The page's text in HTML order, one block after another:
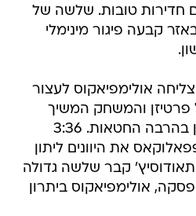
חדירות טובות. שלשה של
קבעה פיגור מינימלי
אולימפיאקוס לעצור
והמשחק המשיך
להיות אגרסיבי והתאפיין בהרבה החטאות. 3:36
את היוונים ליתון
במשחק, 25:26. תאודוסיץ' קבר שלשה גדולה
אולימפיאקוס ביתרון